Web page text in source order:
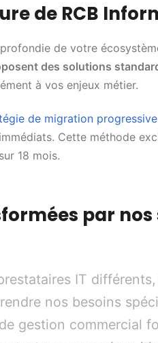
de RCB
de votre
des solutions
à vos enjeux métier.
de migration progressive
Cette méthode
18 mois.
par
IT différents,
nos besoins
gestion commercial